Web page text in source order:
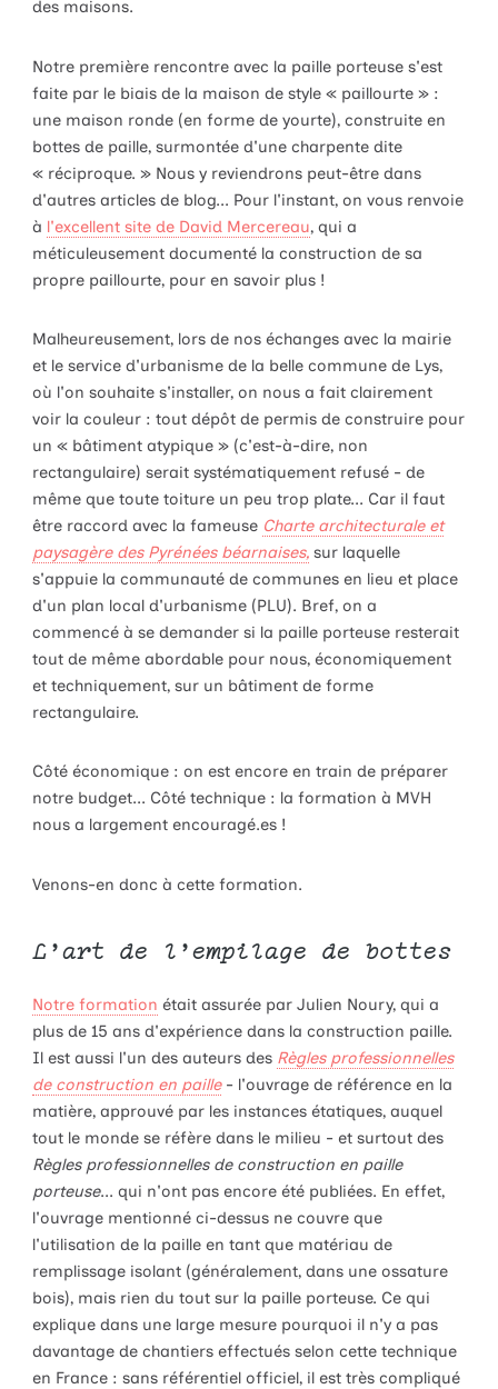
des maisons.
Notre première rencontre avec la paille porteuse s'est
faite par le biais de la maison de style « paillourte » :
une maison ronde (en forme de yourte), construite en
bottes de paille, surmontée d'une charpente dite
« réciproque. » Nous y reviendrons peut-être dans
d'autres articles de blog... Pour l'instant, on vous renvoie
à l'excellent site de David Mercereau, qui a
méticuleusement documenté la construction de sa
propre paillourte, pour en savoir plus !
Malheureusement, lors de nos échanges avec la mairie
et le service d'urbanisme de la belle commune de Lys,
où l'on souhaite s'installer, on nous a fait clairement
voir la couleur : tout dépôt de permis de construire pour
un « bâtiment atypique » (c'est-à-dire, non
rectangulaire) serait systématiquement refusé - de
même que toute toiture un peu trop plate... Car il faut
être raccord avec la fameuse Charte architecturale et
paysagère des Pyrénées béarnaises, sur laquelle
s'appuie la communauté de communes en lieu et place
d'un plan local d'urbanisme (PLU). Bref, on a
commencé à se demander si la paille porteuse resterait
tout de même abordable pour nous, économiquement
et techniquement, sur un bâtiment de forme
rectangulaire.
Côté économique : on est encore en train de préparer
notre budget... Côté technique : la formation à MVH
nous a largement encouragé.es !
Venons-en donc à cette formation.
L'art de l'empilage de bottes
Notre formation était assurée par Julien Noury, qui a
plus de 15 ans d'expérience dans la construction paille.
Il est aussi l'un des auteurs des Règles professionnelles
de construction en paille- l'ouvrage de référence en la
matière, approuvé par les instances étatiques, auquel
tout le monde se réfère dans le milieu - et surtout des
Règles professionnelles de construction en paille
porteuse... qui n'ont pas encore été publiées. En effet,
l'ouvrage mentionné ci-dessus ne couvre que
l'utilisation de la paille en tant que matériau de
remplissage isolant (généralement, dans une ossature
bois), mais rien du tout sur la paille porteuse. Ce qui
explique dans une large mesure pourquoi il n'y a pas
davantage de chantiers effectués selon cette technique
en France : sans référentiel officiel, il est très compliqué